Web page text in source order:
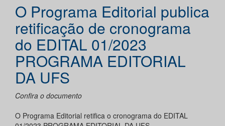
O Programa Editorial publica
retificação de cronograma
do EDITAL 01/2023
PROGRAMA EDITORIAL
DA UFS
Confira o documento
O Programa Editorial retifica o cronograma do EDITAL